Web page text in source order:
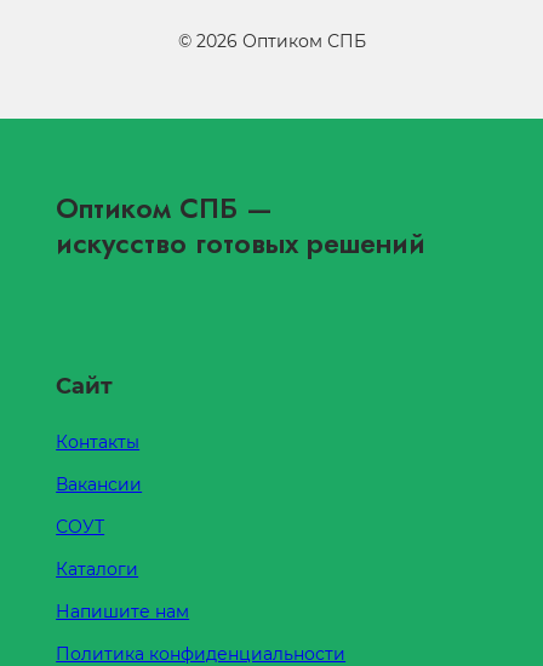
© 2026 Оптиком СПБ
Оптиком СПБ —
искусство готовых решений
Сайт
Контакты
Вакансии
СОУТ
Каталоги
Напишите нам
Политика конфиденциальности